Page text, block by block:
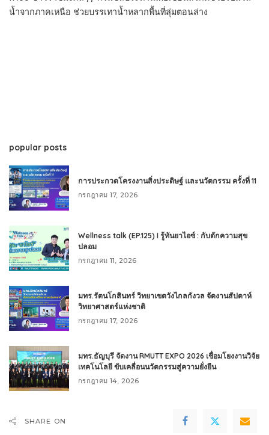
น้ำจากภาคเหนือ ช่วยบรรเทาน้ำหลากพื้นที่ลุ่มตอนล่าง
popular posts
การประกวดโครงงานสิ่งประดิษฐ์ และนวัตกรรม ครั้งที่ 11
กรกฎาคม 17, 2026
Wellness talk (EP.125) I รู้ทันยาไอซ์ : กับดักความสุข
ปลอม
กรกฎาคม 11, 2026
มทร.รัตนโกสินทร์ วิทยาเขตวังไกลกังวล จัดงานสัปดาห์
วิทยาศาสตร์แห่งชาติ
กรกฎาคม 17, 2026
มทร.ธัญบุรี จัดงาน RMUTT EXPO 2026 เชื่อมโยงงานวิจัย
เทคโนโลยี ขับเคลื่อนนวัตกรรมสู่ความยั่งยืน
กรกฎาคม 14, 2026
SHARE ON